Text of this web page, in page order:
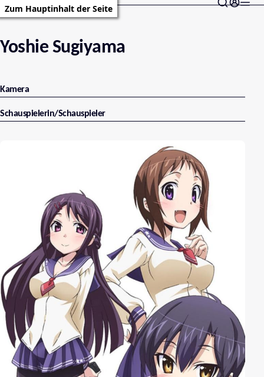
Zum Hauptinhalt der Seite
Yoshie Sugiyama
Kamera
Schauspielerin/Schauspieler